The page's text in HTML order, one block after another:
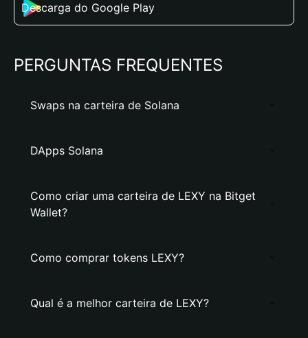
Descarga do Google Play
PERGUNTAS FREQUENTES
Swaps na carteira de Solana
DApps Solana
Como criar uma carteira de LEXY na Bitget
Wallet?
Como comprar tokens LEXY?
Qual é a melhor carteira de LEXY?